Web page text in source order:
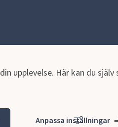
upplevelse. Här kan du
Anpassa inställningar